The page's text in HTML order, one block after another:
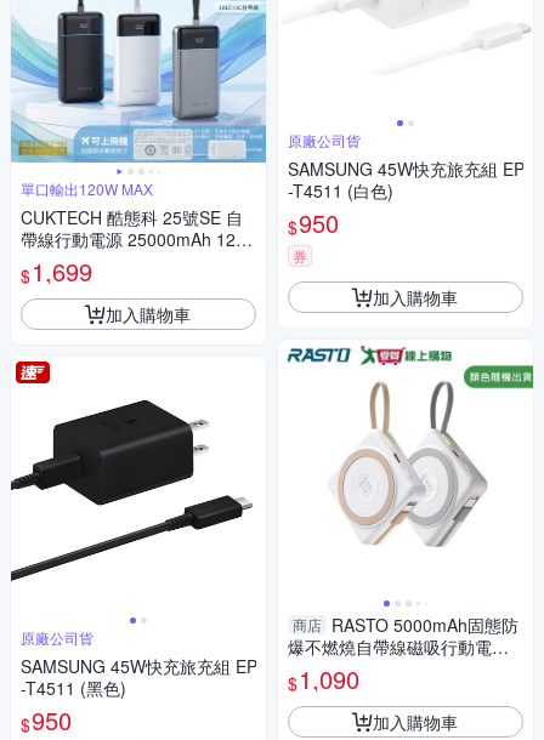
單口輸出120W MAX
CUKTECH 酷態科 25號SE 自
帶線行動電源 25000mAh 120
W PD快充 筆電快充 可上飛機
LPB252N CCC+BSMI認證
$1,699
加入購物車
原廠公司貨
SAMSUNG 45W快充旅充組 EP
-T4511 (黑色)
$950
原廠公司貨
SAMSUNG 45W快充旅充組 EP
-T4511 (白色)
$950
券
加入購物車
商店 RASTO 5000mAh固態防
爆不燃燒自帶線磁吸行動電源
【MIT】RB71 【愛買】
$1,090
加入購物車